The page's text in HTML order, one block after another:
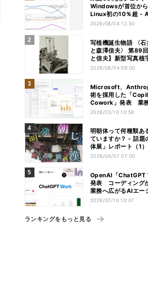
Windowsが首位か
Linux初の10％超 -
ェントが影響か
2026/08/04 12:50
写植機誕生物語 〈石
と森澤信夫〉 第89
と信夫】新型写真植
想
2026/08/04 09:00
Microsoft、
術を採用した「
Cowork」発表 業
AIが支援
2026/03/10 10:59
明朝体って何種類あ
ていますか？ - 話題
体展」レポート（1）
2026/04/07 07:00
OpenAI「ChatGPT
発表 コーディング
業務へ広がるAIエー
競争
2026/07/10 10:07
ランキングをもっと見る